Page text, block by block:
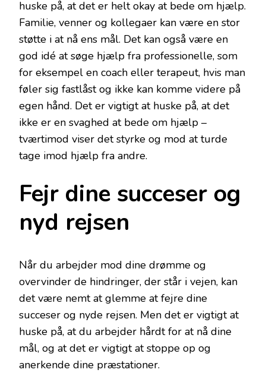
huske på, at det er helt okay at bede om hjælp.
Familie, venner og kollegaer kan være en stor
støtte i at nå ens mål. Det kan også være en
god idé at søge hjælp fra professionelle, som
for eksempel en coach eller terapeut, hvis man
føler sig fastlåst og ikke kan komme videre på
egen hånd. Det er vigtigt at huske på, at det
ikke er en svaghed at bede om hjælp –
tværtimod viser det styrke og mod at turde
tage imod hjælp fra andre.
Fejr dine succeser og
nyd rejsen
Når du arbejder mod dine drømme og
overvinder de hindringer, der står i vejen, kan
det være nemt at glemme at fejre dine
succeser og nyde rejsen. Men det er vigtigt at
huske på, at du arbejder hårdt for at nå dine
mål, og at det er vigtigt at stoppe op og
anerkende dine præstationer.